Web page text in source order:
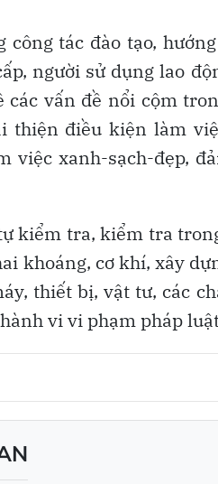
công tác đào tạo,
người sử dụng lao
các vấn đề nổi cộm
thiện điều kiện làm
việc xanh-sạch-đẹp,
kiểm tra, kiểm tra
khoáng, cơ khí, xây
thiết bị, vật tư, các
vi vi phạm pháp